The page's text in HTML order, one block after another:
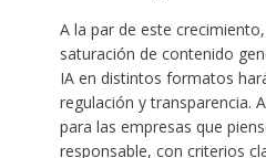
A la par de este
saturación de contenido
IA en distintos formatos
regulación y transparencia.
para las empresas que
responsable, con criterios